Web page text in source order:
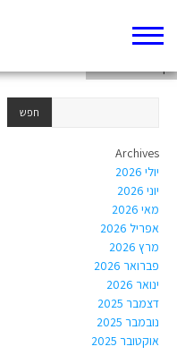
Archives
יולי 2026
יוני 2026
מאי 2026
אפריל 2026
מרץ 2026
פברואר 2026
ינואר 2026
דצמבר 2025
נובמבר 2025
אוקטובר 2025